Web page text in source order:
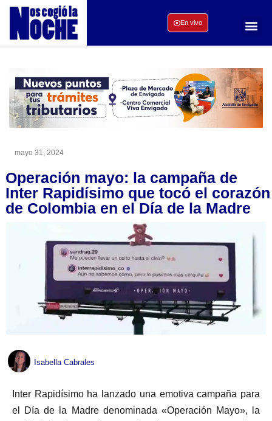
En vivo
mayo 31, 2024
Operación mayo: la campaña de
Inter Rapidísimo que tocó el corazón
de Colombia en el Día de la Madre
Isabella Cabrales
Inter Rapidísimo ha lanzado una emotiva campaña para
el Día de la Madre denominada «Operación Mayo», la